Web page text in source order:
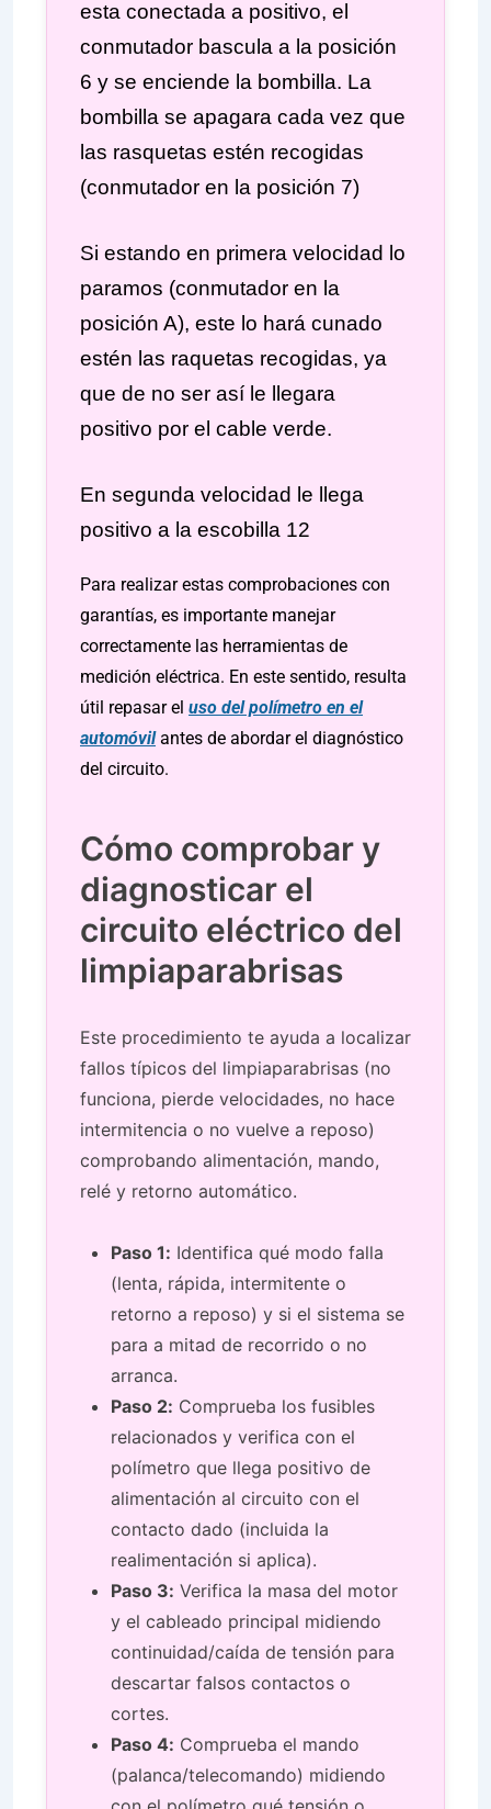
esta conectada a positivo, el
conmutador bascula a la posición
6 y se enciende la bombilla. La
bombilla se apagara cada vez que
las rasquetas estén recogidas
(conmutador en la posición 7)
Si estando en primera velocidad lo
paramos (conmutador en la
posición A), este lo hará cunado
estén las raquetas recogidas, ya
que de no ser así le llegara
positivo por el cable verde.
En segunda velocidad le llega
positivo a la escobilla 12
Para realizar estas comprobaciones con
garantías, es importante manejar
correctamente las herramientas de
medición eléctrica. En este sentido, resulta
útil repasar el uso del polímetro en el
automóvilantes de abordar el diagnóstico
del circuito.
Cómo comprobar y
diagnosticar el
circuito eléctrico del
limpiaparabrisas
Este procedimiento te ayuda a localizar
fallos típicos del limpiaparabrisas (no
funciona, pierde velocidades, no hace
intermitencia o no vuelve a reposo)
comprobando alimentación, mando,
relé y retorno automático.
Paso 1: Identifica qué modo falla
(lenta, rápida, intermitente o
retorno a reposo) y si el sistema se
para a mitad de recorrido o no
arranca.
Paso 2: Comprueba los fusibles
relacionados y verifica con el
polímetro que llega positivo de
alimentación al circuito con el
contacto dado (incluida la
realimentación si aplica).
Paso 3: Verifica la masa del motor
y el cableado principal midiendo
continuidad/caída de tensión para
descartar falsos contactos o
cortes.
Paso 4: Comprueba el mando
(palanca/telecomando) midiendo